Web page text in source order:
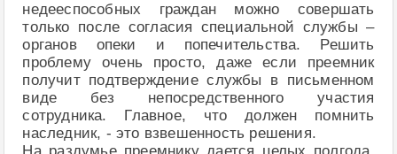
недееспособных граждан можно совершать
только после согласия специальной службы –
органов опеки и попечительства. Решить
проблему очень просто, даже если преемник
получит подтверждение службы в письменном
виде без непосредственного участия
сотрудника. Главное, что должен помнить
наследник, - это взвешенность решения.
На раздумье преемнику дается целых полгода.